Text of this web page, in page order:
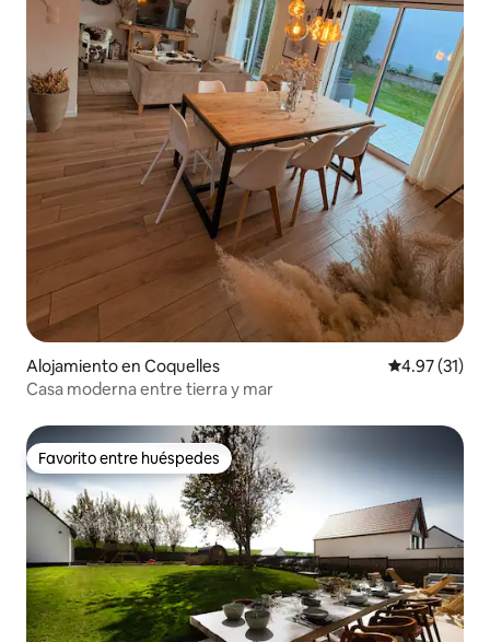
Alojamiento en Coquelles Calificación
4.97 (31)
Casa moderna entre tierra y mar
Favorito entre huéspedes
Favorito entre huéspedes